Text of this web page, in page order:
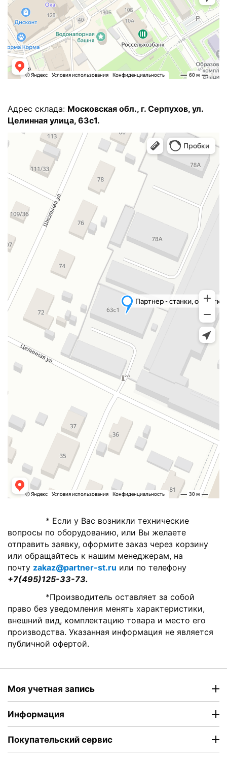
Адрес склада: Московская обл., г. Серпухов, ул.
Целинная улица, 63с1.
* Если у Вас возникли технические
вопросы по оборудованию, или Вы желаете
отправить заявку, оформите заказ через корзину
или обращайтесь к нашим менеджерам, на
почту zakaz@partner-st.ru или по телефону
+7(495)125-33-73.
*Производитель оставляет за собой
право без уведомления менять характеристики,
внешний вид, комплектацию товара и место его
производства. Указанная информация не является
публичной офертой.
Моя учетная запись
Информация
Покупательский сервис